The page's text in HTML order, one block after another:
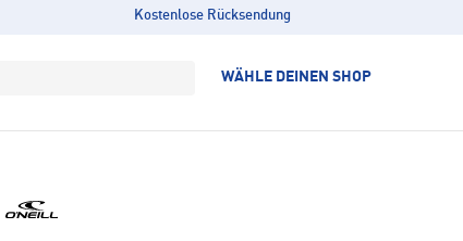
Kostenlose Rücksendung
WÄHLE DEINEN SHOP